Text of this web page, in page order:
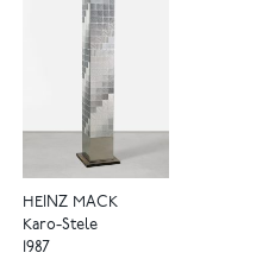
HEINZ MACK
Karo-Stele
1987